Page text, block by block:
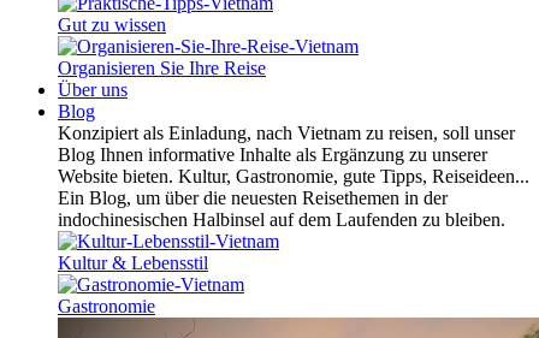
Gut zu wissen
Organisieren Sie Ihre Reise
Über uns
Blog
Konzipiert als Einladung, nach Vietnam zu reisen, soll unser
Blog Ihnen informative Inhalte als Ergänzung zu unserer
Website bieten. Kultur, Gastronomie, gute Tipps, Reiseideen...
Ein Blog, um über die neuesten Reisethemen in der
indochinesischen Halbinsel auf dem Laufenden zu bleiben.
Kultur & Lebensstil
Gastronomie